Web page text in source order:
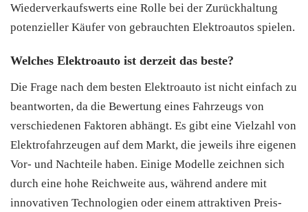
Wiederverkaufswerts eine Rolle bei der Zurückhaltung
potenzieller Käufer von gebrauchten Elektroautos spielen.
Welches Elektroauto ist derzeit das beste?
Die Frage nach dem besten Elektroauto ist nicht einfach zu
beantworten, da die Bewertung eines Fahrzeugs von
verschiedenen Faktoren abhängt. Es gibt eine Vielzahl von
Elektrofahrzeugen auf dem Markt, die jeweils ihre eigenen
Vor- und Nachteile haben. Einige Modelle zeichnen sich
durch eine hohe Reichweite aus, während andere mit
innovativen Technologien oder einem attraktiven Preis-